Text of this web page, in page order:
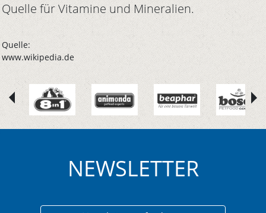
Quelle für Vitamine und Mineralien.
Quelle:
www.wikipedia.de
NEWSLETTER